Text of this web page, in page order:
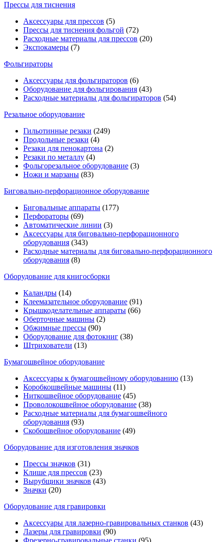
Прессы для тиснения
Аксессуары для прессов (5)
Прессы для тиснения фольгой (72)
Расходные материалы для прессов (20)
Экспокамеры (7)
Фольгираторы
Аксессуары для фольгираторов (6)
Оборудование для фольгирования (43)
Расходные материалы для фольгираторов (54)
Резальное оборудование
Гильотинные резаки (249)
Продольные резаки (4)
Резаки для пенокартона (2)
Резаки по металлу (4)
Фольгорезальное оборудование (3)
Ножи и марзаны (83)
Биговально-перфорационное оборудование
Биговальные аппараты (177)
Перфораторы (69)
Автоматические линии (3)
Аксессуары для биговально-перфорационного
оборудования (343)
Расходные материалы для биговально-перфорационного
оборудования (8)
Оборудование для книгосборки
Каландры (14)
Клеемазательное оборудование (91)
Крышкоделательные аппараты (66)
Оберточные машины (2)
Обжимные прессы (90)
Оборудование для фотокниг (38)
Штрихователи (13)
Бумагошвейное оборудование
Аксессуары к бумагошвейному оборудованию (13)
Коробкошвейные машины (11)
Ниткошвейное оборудование (45)
Проволокошвейное оборудование (38)
Расходные материалы для бумагошвейного
оборудования (93)
Скобошвейное оборудование (49)
Оборудование для изготовления значков
Прессы значков (31)
Клише для прессов (23)
Вырубщики значков (43)
Значки (20)
Оборудование для гравировки
Аксессуары для лазерно-гравировальных станков (43)
Лазеры для гравировки (90)
Фрезерно-гравировальные станки (95)